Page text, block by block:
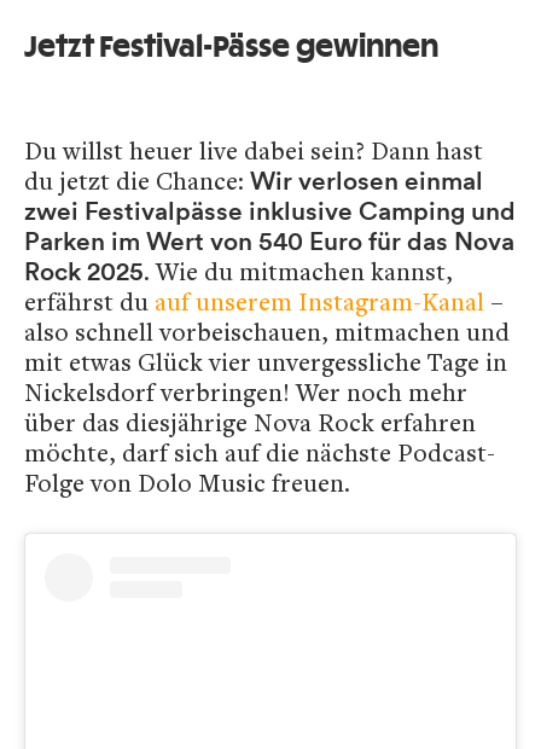
Jetzt Festival-Pässe gewinnen
Du willst heuer live dabei sein? Dann hast
du jetzt die Chance: Wir verlosen einmal
zwei Festivalpässe inklusive Camping und
Parken im Wert von 540 Euro für das Nova
Rock 2025. Wie du mitmachen kannst,
erfährst du auf unserem Instagram-Kanal –
also schnell vorbeischauen, mitmachen und
mit etwas Glück vier unvergessliche Tage in
Nickelsdorf verbringen! Wer noch mehr
über das diesjährige Nova Rock erfahren
möchte, darf sich auf die nächste Podcast-
Folge von Dolo Music freuen.